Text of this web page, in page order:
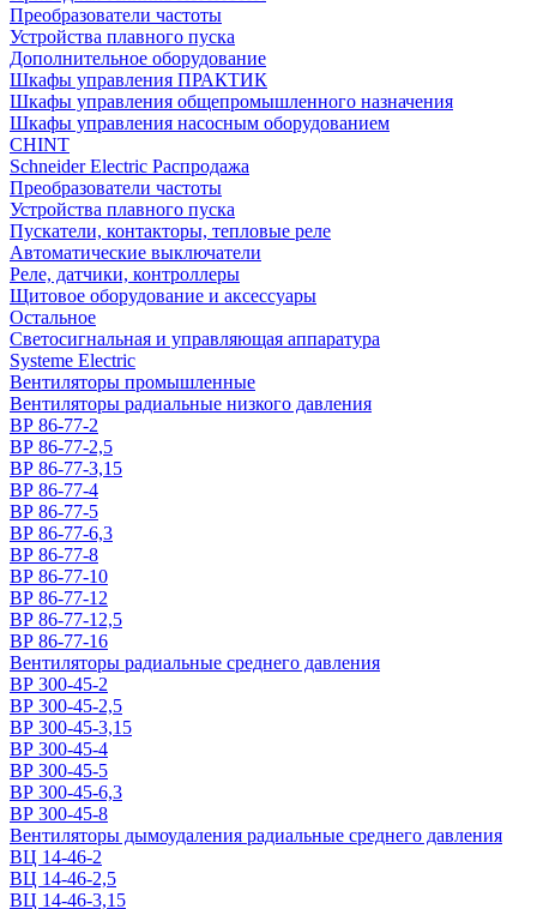
Преобразователи частоты
Устройства плавного пуска
Дополнительное оборудование
Шкафы управления ПРАКТИК
Шкафы управления общепромышленного назначения
Шкафы управления насосным оборудованием
CHINT
Schneider Electric Распродажа
Преобразователи частоты
Устройства плавного пуска
Пускатели, контакторы, тепловые реле
Автоматические выключатели
Реле, датчики, контроллеры
Щитовое оборудование и аксессуары
Остальное
Светосигнальная и управляющая аппаратура
Systeme Electric
Вентиляторы промышленные
Вентиляторы радиальные низкого давления
ВР 86-77-2
ВР 86-77-2,5
ВР 86-77-3,15
ВР 86-77-4
ВР 86-77-5
ВР 86-77-6,3
ВР 86-77-8
ВР 86-77-10
ВР 86-77-12
ВР 86-77-12,5
ВР 86-77-16
Вентиляторы радиальные среднего давления
ВР 300-45-2
ВР 300-45-2,5
ВР 300-45-3,15
ВР 300-45-4
ВР 300-45-5
ВР 300-45-6,3
ВР 300-45-8
Вентиляторы дымоудаления радиальные среднего давления
ВЦ 14-46-2
ВЦ 14-46-2,5
ВЦ 14-46-3,15